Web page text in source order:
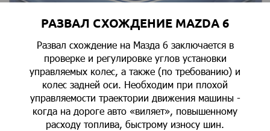
РАЗВАЛ СХОЖДЕНИЕ MAZDA 6
Развал схождение на Мазда 6 заключается в
проверке и регулировке углов установки
управляемых колес, а также (по требованию) и
колес задней оси. Необходим при плохой
управляемости траектории движения машины -
когда на дороге авто «виляет», повышенному
расходу топлива, быстрому износу шин.